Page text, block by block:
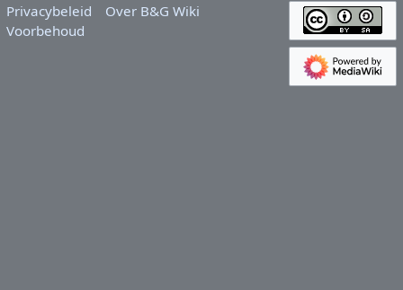
Privacybeleid
Over B&G Wiki
Voorbehoud